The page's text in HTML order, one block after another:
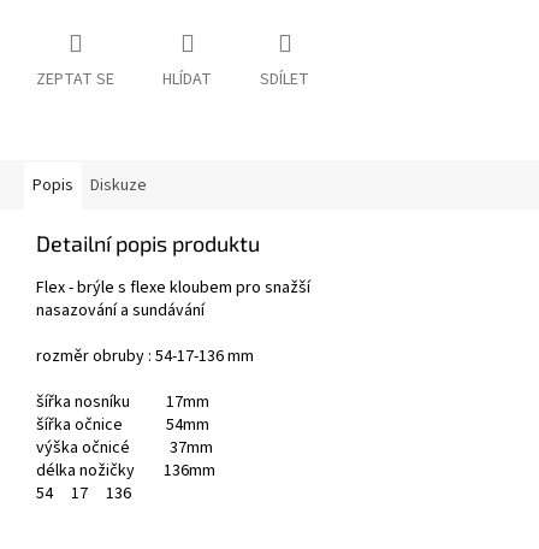
ZEPTAT SE HLÍDAT SDÍLET
Popis Diskuze
Detailní popis produktu
Flex - brýle s flexe kloubem pro snažší
nasazování a sundávání
rozměr obruby : 54-17-136 mm
šířka nosníku 17mm
šířka očnice 54mm
výška očnicé 37mm
délka nožičky 136mm
54 17 136